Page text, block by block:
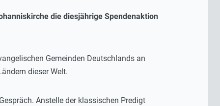
die diesjährige Spendenaktion
Gemeinden Deutschlands an
dieser Welt.
Anstelle der klassischen Predigt